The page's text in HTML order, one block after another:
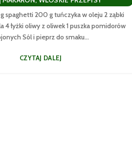
spaghetti 200 g tuńczyka w oleju 2 ząbki
4 łyżki oliwy z oliwek 1 puszka pomidorów
Sól i pieprz do smaku...
CZYTAJ DALEJ